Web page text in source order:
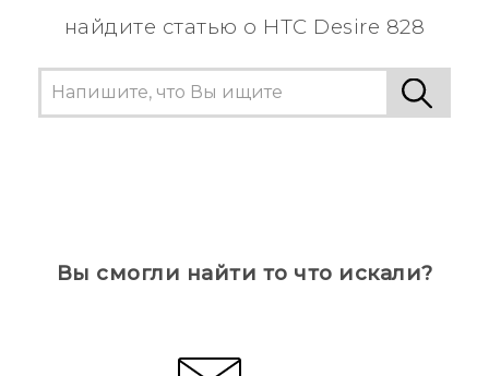
найдите статью о HTC Desire 828
Вы смогли найти то что искали?